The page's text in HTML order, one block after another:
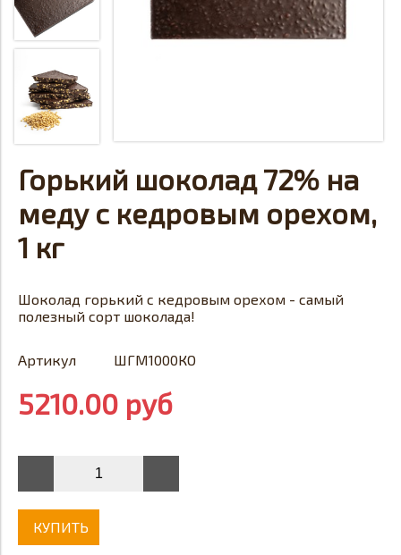
Горький шоколад 72% на
меду с кедровым орехом,
1 кг
Шоколад горький с кедровым орехом - самый
полезный сорт шоколада!
Артикул ШГМ1000КО
5210.00 руб
КУПИТЬ